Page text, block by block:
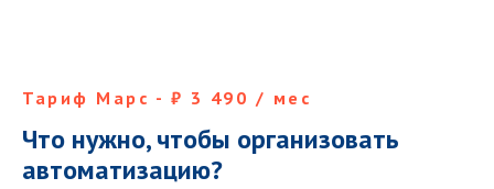
Тариф Марс - ₽ 3 490 / мес
Что нужно, чтобы организовать
автоматизацию?